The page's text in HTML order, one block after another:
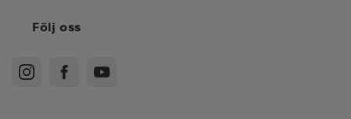
Följ oss